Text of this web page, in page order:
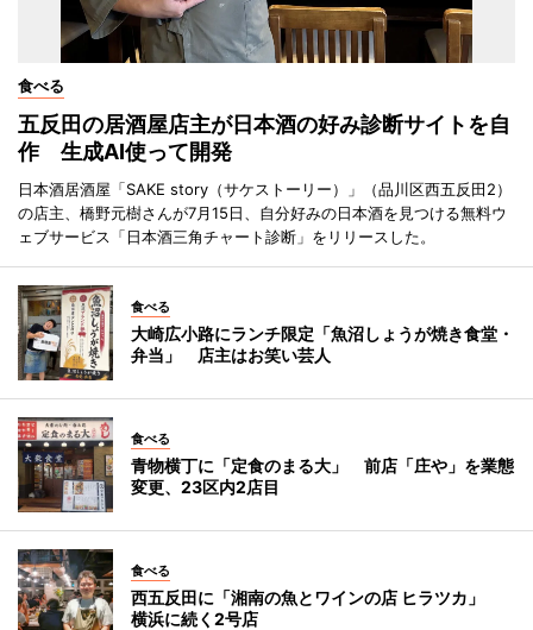
食べる
五反田の居酒屋店主が日本酒の好み診断サイトを自
作 生成AI使って開発
日本酒居酒屋「SAKE story（サケストーリー）」（品川区西五反田2）
の店主、橋野元樹さんが7月15日、自分好みの日本酒を見つける無料ウ
ェブサービス「日本酒三角チャート診断」をリリースした。
食べる
大崎広小路にランチ限定「魚沼しょうが焼き食堂・
弁当」 店主はお笑い芸人
食べる
青物横丁に「定食のまる大」 前店「庄や」を業態
変更、23区内2店目
食べる
西五反田に「湘南の魚とワインの店 ヒラツカ」
横浜に続く2号店